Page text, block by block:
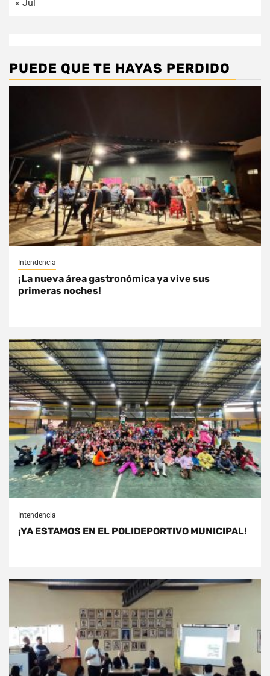
« Jul
PUEDE QUE TE HAYAS PERDIDO
Intendencia
¡La nueva área gastronómica ya vive sus
primeras noches!
Intendencia
¡YA ESTAMOS EN EL POLIDEPORTIVO MUNICIPAL!